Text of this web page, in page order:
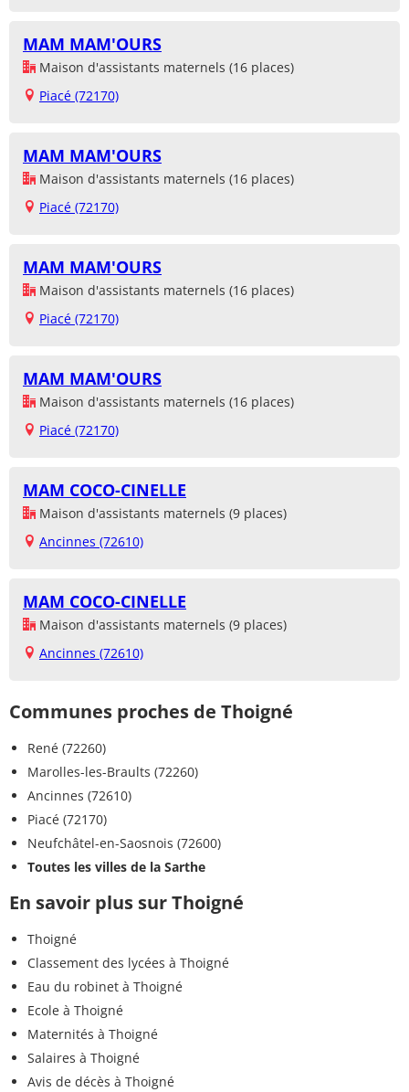
MAM MAM'OURS
Maison d'assistants maternels (16 places)
Piacé (72170)
MAM MAM'OURS
Maison d'assistants maternels (16 places)
Piacé (72170)
MAM MAM'OURS
Maison d'assistants maternels (16 places)
Piacé (72170)
MAM MAM'OURS
Maison d'assistants maternels (16 places)
Piacé (72170)
MAM COCO-CINELLE
Maison d'assistants maternels (9 places)
Ancinnes (72610)
MAM COCO-CINELLE
Maison d'assistants maternels (9 places)
Ancinnes (72610)
Communes proches de Thoigné
René (72260)
Marolles-les-Braults (72260)
Ancinnes (72610)
Piacé (72170)
Neufchâtel-en-Saosnois (72600)
Toutes les villes de la Sarthe
En savoir plus sur Thoigné
Thoigné
Classement des lycées à Thoigné
Eau du robinet à Thoigné
Ecole à Thoigné
Maternités à Thoigné
Salaires à Thoigné
Avis de décès à Thoigné